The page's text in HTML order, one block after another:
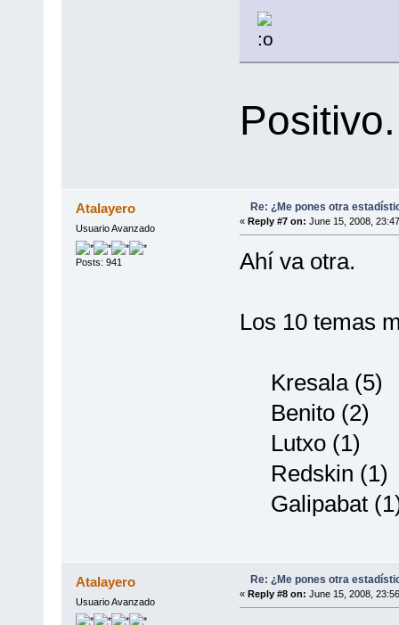
Atalayero
Usuario Avanzado
Posts: 941
Re: ¿Me pones otra
« Reply #7 on: June 15, 2008,
Ahí va otra.
Los 10 temas
Kresala (5)
Benito (2)
Lutxo (1)
Redskin (1)
Galipabat
Atalayero
Usuario Avanzado
Re: ¿Me pones otra
« Reply #8 on: June 15, 2008,